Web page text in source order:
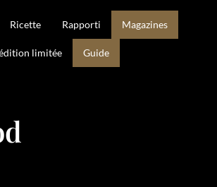
Ricette Rapporti Magazines
limitée Guide